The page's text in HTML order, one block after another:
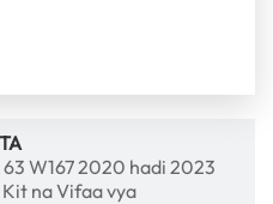
W167 2020 hadi 2023
na Vifaa vya